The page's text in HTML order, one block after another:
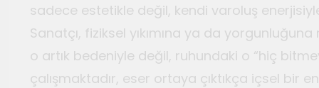
sadece estetikle değil, kendi varoluş
Sanatçı, fiziksel yıkımına ya da
o artık bedeniyle değil, ruhundaki o “hiç
çalışmaktadır, eser ortaya çıktıkça içsel bir